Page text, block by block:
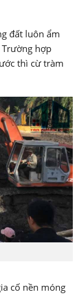
đất luôn ẩm
hợp
thì cừ tràm
cố nền móng